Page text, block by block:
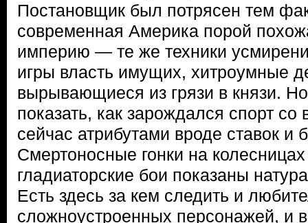
Постановщик был потрясен тем
современная Америка порой
империю — те же техники
игры власть имущих, хитроумные
вырывающиеся из грязи в князи.
показать, как зарождался спорт
сейчас атрибутами вроде ставок и
Смертоносные гонки на
гладиаторские бои показаны
Есть здесь за кем следить и
сложноустроенных персонажей, и